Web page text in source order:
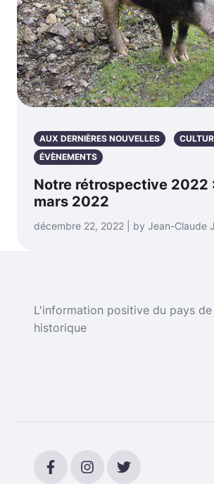
AUX DERNIÈRES NOUVELLES
ÉVÈNEMENTS
Notre rétrospective 2022
mars 2022
décembre 22, 2022 | by Jean-Claude
L'information positive du pays de
historique